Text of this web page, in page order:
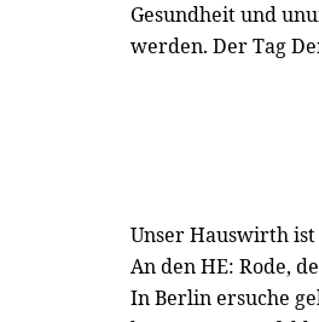
Gesundheit und
werden. Der Tag
Unser Hauswirth
An den HE: Rode,
In Berlin ersuche